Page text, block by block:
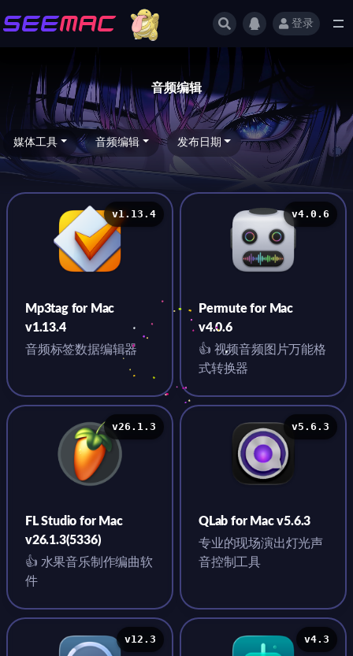
登录
音频编辑
媒体工具 音频编辑 发布日期
v1.13.4
Mp3tag for Mac
v1.13.4
音频标签数据编辑器
v4.0.6
Permute for Mac
v4.0.6
👍 视频音频图片万能格
式转换器
v26.1.3
FL Studio for Mac
v26.1.3(5336)
👍 水果音乐制作编曲软
件
v5.6.3
QLab for Mac v5.6.3
专业的现场演出灯光声
音控制工具
v12.3 v4.3